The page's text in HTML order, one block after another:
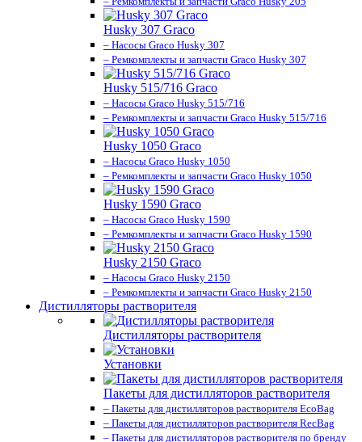
Husky 307 Graco
– Насосы Graco Husky 307
– Ремкомплекты и запчасти Graco Husky 307
Husky 515/716 Graco
– Насосы Graco Husky 515/716
– Ремкомплекты и запчасти Graco Husky 515/716
Husky 1050 Graco
– Насосы Graco Husky 1050
– Ремкомплекты и запчасти Graco Husky 1050
Husky 1590 Graco
– Насосы Graco Husky 1590
– Ремкомплекты и запчасти Graco Husky 1590
Husky 2150 Graco
– Насосы Graco Husky 2150
– Ремкомплекты и запчасти Graco Husky 2150
Дистилляторы растворителя
Дистилляторы растворителя
Установки
Пакеты для дистилляторов растворителя
– Пакеты для дистилляторов растворителя EcoBag
– Пакеты для дистилляторов растворителя RecBag
– Пакеты для дистилляторов растворителя по бренду